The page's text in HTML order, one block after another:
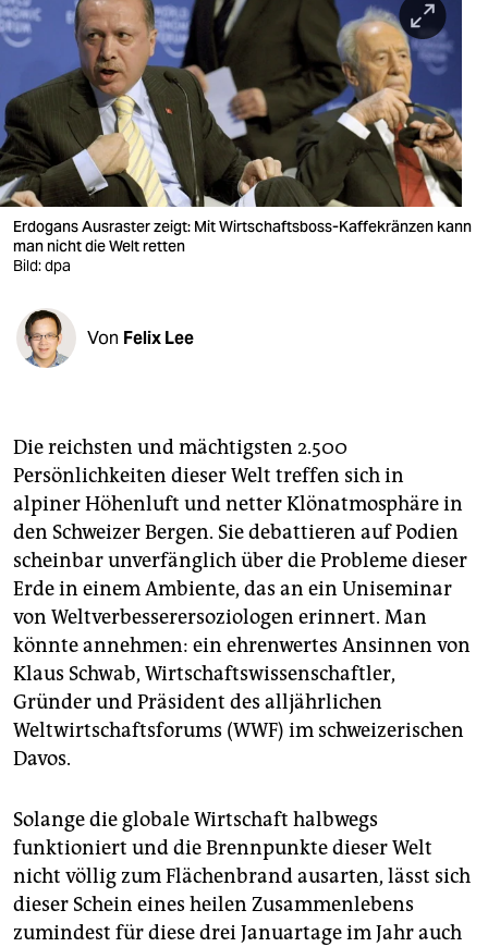
berlin
nord
wahrheit
verlag
verlag
veranstaltungen
shop
fragen & hilfe
abo
genossenschaft
epaper login
Erdogans Ausraster zeigt: Mit Wirtschaftsboss-Kaffekränzen kann
man nicht die Welt retten
Bild: dpa
Von Felix Lee
Die reichsten und mächtigsten 2.500
Persönlichkeiten dieser Welt treffen sich in
alpiner Höhenluft und netter Klönatmosphäre in
den Schweizer Bergen. Sie debattieren auf Podien
scheinbar unverfänglich über die Probleme dieser
Erde in einem Ambiente, das an ein Uniseminar
von Weltverbesserersoziologen erinnert. Man
könnte annehmen: ein ehrenwertes Ansinnen von
Klaus Schwab, Wirtschaftswissenschaftler,
Gründer und Präsident des alljährlichen
Weltwirtschaftsforums (WWF) im schweizerischen
Davos.
Solange die globale Wirtschaft halbwegs
funktioniert und die Brennpunkte dieser Welt
nicht völlig zum Flächenbrand ausarten, lässt sich
dieser Schein eines heilen Zusammenlebens
zumindest für diese drei Januartage im Jahr auch